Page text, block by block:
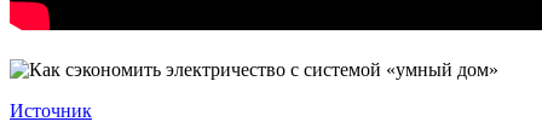
Источник